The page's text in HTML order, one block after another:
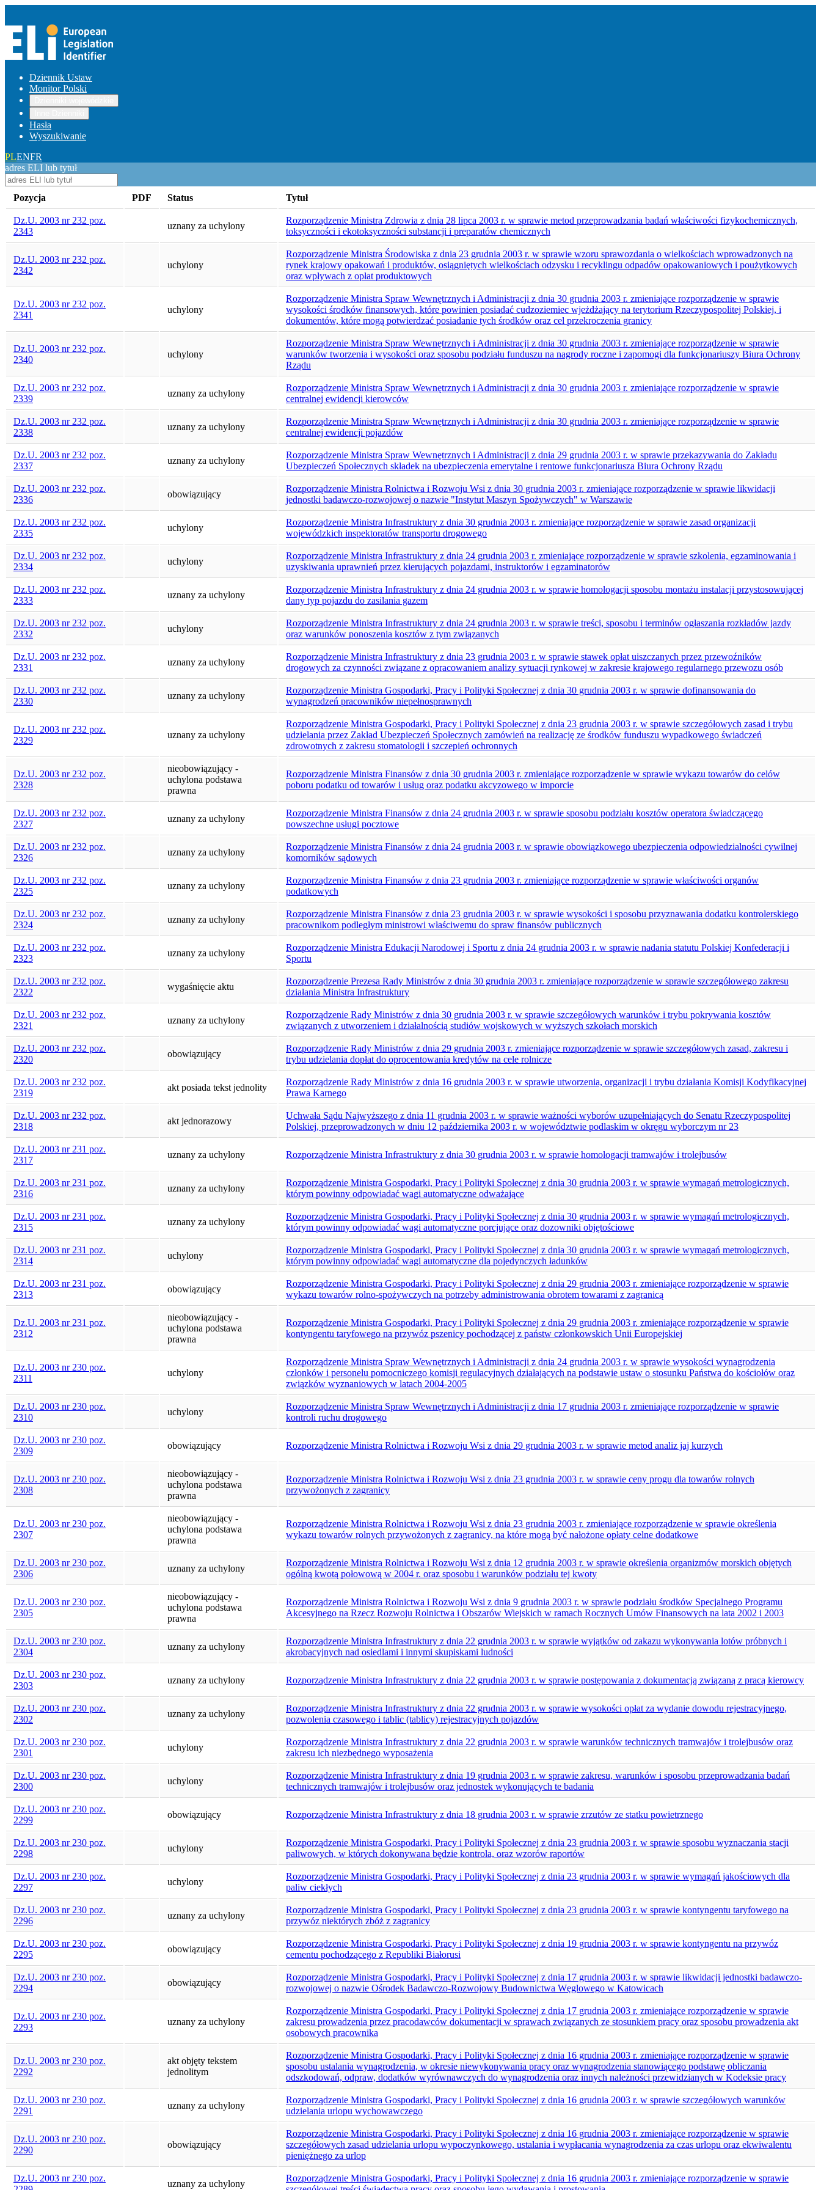
Dziennik Ustaw
Monitor Polski
Hasła
Wyszukiwanie
PLENFR
adres ELI lub tytuł
Pozycja PDF Status Tytuł
Dz.U. 2003 nr 232 poz.
2343
uznany za uchylony
Rozporządzenie Ministra Zdrowia z dnia 28 lipca 2003 r. w sprawie metod przeprowadzania badań właściwości fizykochemicznych,
toksyczności i ekotoksyczności substancji i preparatów chemicznych
Dz.U. 2003 nr 232 poz.
2342
uchylony
Rozporządzenie Ministra Środowiska z dnia 23 grudnia 2003 r. w sprawie wzoru sprawozdania o wielkościach wprowadzonych na
rynek krajowy opakowań i produktów, osiągniętych wielkościach odzysku i recyklingu odpadów opakowaniowych i poużytkowych
oraz wpływach z opłat produktowych
Dz.U. 2003 nr 232 poz.
2341
uchylony
Rozporządzenie Ministra Spraw Wewnętrznych i Administracji z dnia 30 grudnia 2003 r. zmieniające rozporządzenie w sprawie
wysokości środków finansowych, które powinien posiadać cudzoziemiec wjeżdżający na terytorium Rzeczypospolitej Polskiej, i
dokumentów, które mogą potwierdzać posiadanie tych środków oraz cel przekroczenia granicy
Dz.U. 2003 nr 232 poz.
2340
uchylony
Rozporządzenie Ministra Spraw Wewnętrznych i Administracji z dnia 30 grudnia 2003 r. zmieniające rozporządzenie w sprawie
warunków tworzenia i wysokości oraz sposobu podziału funduszu na nagrody roczne i zapomogi dla funkcjonariuszy Biura Ochrony
Rządu
Dz.U. 2003 nr 232 poz.
2339
uznany za uchylony
Rozporządzenie Ministra Spraw Wewnętrznych i Administracji z dnia 30 grudnia 2003 r. zmieniające rozporządzenie w sprawie
centralnej ewidencji kierowców
Dz.U. 2003 nr 232 poz.
2338
uznany za uchylony
Rozporządzenie Ministra Spraw Wewnętrznych i Administracji z dnia 30 grudnia 2003 r. zmieniające rozporządzenie w sprawie
centralnej ewidencji pojazdów
Dz.U. 2003 nr 232 poz.
2337
uznany za uchylony
Rozporządzenie Ministra Spraw Wewnętrznych i Administracji z dnia 29 grudnia 2003 r. w sprawie przekazywania do Zakładu
Ubezpieczeń Społecznych składek na ubezpieczenia emerytalne i rentowe funkcjonariusza Biura Ochrony Rządu
Dz.U. 2003 nr 232 poz.
2336
obowiązujący
Rozporządzenie Ministra Rolnictwa i Rozwoju Wsi z dnia 30 grudnia 2003 r. zmieniające rozporządzenie w sprawie likwidacji
jednostki badawczo-rozwojowej o nazwie "Instytut Maszyn Spożywczych" w Warszawie
Dz.U. 2003 nr 232 poz.
2335
uchylony
Rozporządzenie Ministra Infrastruktury z dnia 30 grudnia 2003 r. zmieniające rozporządzenie w sprawie zasad organizacji
wojewódzkich inspektoratów transportu drogowego
Dz.U. 2003 nr 232 poz.
2334
uchylony
Rozporządzenie Ministra Infrastruktury z dnia 24 grudnia 2003 r. zmieniające rozporządzenie w sprawie szkolenia, egzaminowania i
uzyskiwania uprawnień przez kierujących pojazdami, instruktorów i egzaminatorów
Dz.U. 2003 nr 232 poz.
2333
uznany za uchylony
Rozporządzenie Ministra Infrastruktury z dnia 24 grudnia 2003 r. w sprawie homologacji sposobu montażu instalacji przystosowującej
dany typ pojazdu do zasilania gazem
Dz.U. 2003 nr 232 poz.
2332
uchylony
Rozporządzenie Ministra Infrastruktury z dnia 24 grudnia 2003 r. w sprawie treści, sposobu i terminów ogłaszania rozkładów jazdy
oraz warunków ponoszenia kosztów z tym związanych
Dz.U. 2003 nr 232 poz.
2331
uznany za uchylony
Rozporządzenie Ministra Infrastruktury z dnia 23 grudnia 2003 r. w sprawie stawek opłat uiszczanych przez przewoźników
drogowych za czynności związane z opracowaniem analizy sytuacji rynkowej w zakresie krajowego regularnego przewozu osób
Dz.U. 2003 nr 232 poz.
2330
uznany za uchylony
Rozporządzenie Ministra Gospodarki, Pracy i Polityki Społecznej z dnia 30 grudnia 2003 r. w sprawie dofinansowania do
wynagrodzeń pracowników niepełnosprawnych
Dz.U. 2003 nr 232 poz.
2329
uznany za uchylony
Rozporządzenie Ministra Gospodarki, Pracy i Polityki Społecznej z dnia 23 grudnia 2003 r. w sprawie szczegółowych zasad i trybu
udzielania przez Zakład Ubezpieczeń Społecznych zamówień na realizację ze środków funduszu wypadkowego świadczeń
zdrowotnych z zakresu stomatologii i szczepień ochronnych
Dz.U. 2003 nr 232 poz.
2328
nieobowiązujący -
uchylona podstawa
prawna
Rozporządzenie Ministra Finansów z dnia 30 grudnia 2003 r. zmieniające rozporządzenie w sprawie wykazu towarów do celów
poboru podatku od towarów i usług oraz podatku akcyzowego w imporcie
Dz.U. 2003 nr 232 poz.
2327
uznany za uchylony
Rozporządzenie Ministra Finansów z dnia 24 grudnia 2003 r. w sprawie sposobu podziału kosztów operatora świadczącego
powszechne usługi pocztowe
Dz.U. 2003 nr 232 poz.
2326
uznany za uchylony
Rozporządzenie Ministra Finansów z dnia 24 grudnia 2003 r. w sprawie obowiązkowego ubezpieczenia odpowiedzialności cywilnej
komorników sądowych
Dz.U. 2003 nr 232 poz.
2325
uznany za uchylony
Rozporządzenie Ministra Finansów z dnia 23 grudnia 2003 r. zmieniające rozporządzenie w sprawie właściwości organów
podatkowych
Dz.U. 2003 nr 232 poz.
2324
uznany za uchylony
Rozporządzenie Ministra Finansów z dnia 23 grudnia 2003 r. w sprawie wysokości i sposobu przyznawania dodatku kontrolerskiego
pracownikom podległym ministrowi właściwemu do spraw finansów publicznych
Dz.U. 2003 nr 232 poz.
2323
uznany za uchylony
Rozporządzenie Ministra Edukacji Narodowej i Sportu z dnia 24 grudnia 2003 r. w sprawie nadania statutu Polskiej Konfederacji i
Sportu
Dz.U. 2003 nr 232 poz.
2322
wygaśnięcie aktu
Rozporządzenie Prezesa Rady Ministrów z dnia 30 grudnia 2003 r. zmieniające rozporządzenie w sprawie szczegółowego zakresu
działania Ministra Infrastruktury
Dz.U. 2003 nr 232 poz.
2321
uznany za uchylony
Rozporządzenie Rady Ministrów z dnia 30 grudnia 2003 r. w sprawie szczegółowych warunków i trybu pokrywania kosztów
związanych z utworzeniem i działalnością studiów wojskowych w wyższych szkołach morskich
Dz.U. 2003 nr 232 poz.
2320
obowiązujący
Rozporządzenie Rady Ministrów z dnia 29 grudnia 2003 r. zmieniające rozporządzenie w sprawie szczegółowych zasad, zakresu i
trybu udzielania dopłat do oprocentowania kredytów na cele rolnicze
Dz.U. 2003 nr 232 poz.
2319
akt posiada tekst jednolity
Rozporządzenie Rady Ministrów z dnia 16 grudnia 2003 r. w sprawie utworzenia, organizacji i trybu działania Komisji Kodyfikacyjnej
Prawa Karnego
Dz.U. 2003 nr 232 poz.
2318
akt jednorazowy
Uchwała Sądu Najwyższego z dnia 11 grudnia 2003 r. w sprawie ważności wyborów uzupełniających do Senatu Rzeczypospolitej
Polskiej, przeprowadzonych w dniu 12 października 2003 r. w województwie podlaskim w okręgu wyborczym nr 23
Dz.U. 2003 nr 231 poz.
2317
uznany za uchylony Rozporządzenie Ministra Infrastruktury z dnia 30 grudnia 2003 r. w sprawie homologacji tramwajów i trolejbusów
Dz.U. 2003 nr 231 poz.
2316
uznany za uchylony
Rozporządzenie Ministra Gospodarki, Pracy i Polityki Społecznej z dnia 30 grudnia 2003 r. w sprawie wymagań metrologicznych,
którym powinny odpowiadać wagi automatyczne odważające
Dz.U. 2003 nr 231 poz.
2315
uznany za uchylony
Rozporządzenie Ministra Gospodarki, Pracy i Polityki Społecznej z dnia 30 grudnia 2003 r. w sprawie wymagań metrologicznych,
którym powinny odpowiadać wagi automatyczne porcjujące oraz dozowniki objętościowe
Dz.U. 2003 nr 231 poz.
2314
uchylony
Rozporządzenie Ministra Gospodarki, Pracy i Polityki Społecznej z dnia 30 grudnia 2003 r. w sprawie wymagań metrologicznych,
którym powinny odpowiadać wagi automatyczne dla pojedynczych ładunków
Dz.U. 2003 nr 231 poz.
2313
obowiązujący
Rozporządzenie Ministra Gospodarki, Pracy i Polityki Społecznej z dnia 29 grudnia 2003 r. zmieniające rozporządzenie w sprawie
wykazu towarów rolno-spożywczych na potrzeby administrowania obrotem towarami z zagranicą
Dz.U. 2003 nr 231 poz.
2312
nieobowiązujący -
uchylona podstawa
prawna
Rozporządzenie Ministra Gospodarki, Pracy i Polityki Społecznej z dnia 29 grudnia 2003 r. zmieniające rozporządzenie w sprawie
kontyngentu taryfowego na przywóz pszenicy pochodzącej z państw członkowskich Unii Europejskiej
Dz.U. 2003 nr 230 poz.
2311
uchylony
Rozporządzenie Ministra Spraw Wewnętrznych i Administracji z dnia 24 grudnia 2003 r. w sprawie wysokości wynagrodzenia
członków i personelu pomocniczego komisji regulacyjnych działających na podstawie ustaw o stosunku Państwa do kościołów oraz
związków wyznaniowych w latach 2004-2005
Dz.U. 2003 nr 230 poz.
2310
uchylony
Rozporządzenie Ministra Spraw Wewnętrznych i Administracji z dnia 17 grudnia 2003 r. zmieniające rozporządzenie w sprawie
kontroli ruchu drogowego
Dz.U. 2003 nr 230 poz.
2309
obowiązujący Rozporządzenie Ministra Rolnictwa i Rozwoju Wsi z dnia 29 grudnia 2003 r. w sprawie metod analiz jaj kurzych
Dz.U. 2003 nr 230 poz.
2308
nieobowiązujący -
uchylona podstawa
prawna
Rozporządzenie Ministra Rolnictwa i Rozwoju Wsi z dnia 23 grudnia 2003 r. w sprawie ceny progu dla towarów rolnych
przywożonych z zagranicy
Dz.U. 2003 nr 230 poz.
2307
nieobowiązujący -
uchylona podstawa
prawna
Rozporządzenie Ministra Rolnictwa i Rozwoju Wsi z dnia 23 grudnia 2003 r. zmieniające rozporządzenie w sprawie określenia
wykazu towarów rolnych przywożonych z zagranicy, na które mogą być nałożone opłaty celne dodatkowe
Dz.U. 2003 nr 230 poz.
2306
uznany za uchylony
Rozporządzenie Ministra Rolnictwa i Rozwoju Wsi z dnia 12 grudnia 2003 r. w sprawie określenia organizmów morskich objętych
ogólną kwotą połowową w 2004 r. oraz sposobu i warunków podziału tej kwoty
Dz.U. 2003 nr 230 poz.
2305
nieobowiązujący -
uchylona podstawa
prawna
Rozporządzenie Ministra Rolnictwa i Rozwoju Wsi z dnia 9 grudnia 2003 r. w sprawie podziału środków Specjalnego Programu
Akcesyjnego na Rzecz Rozwoju Rolnictwa i Obszarów Wiejskich w ramach Rocznych Umów Finansowych na lata 2002 i 2003
Dz.U. 2003 nr 230 poz.
2304
uznany za uchylony
Rozporządzenie Ministra Infrastruktury z dnia 22 grudnia 2003 r. w sprawie wyjątków od zakazu wykonywania lotów próbnych i
akrobacyjnych nad osiedlami i innymi skupiskami ludności
Dz.U. 2003 nr 230 poz.
2303
uznany za uchylony Rozporządzenie Ministra Infrastruktury z dnia 22 grudnia 2003 r. w sprawie postępowania z dokumentacją związaną z pracą kierowcy
Dz.U. 2003 nr 230 poz.
2302
uznany za uchylony
Rozporządzenie Ministra Infrastruktury z dnia 22 grudnia 2003 r. w sprawie wysokości opłat za wydanie dowodu rejestracyjnego,
pozwolenia czasowego i tablic (tablicy) rejestracyjnych pojazdów
Dz.U. 2003 nr 230 poz.
2301
uchylony
Rozporządzenie Ministra Infrastruktury z dnia 22 grudnia 2003 r. w sprawie warunków technicznych tramwajów i trolejbusów oraz
zakresu ich niezbędnego wyposażenia
Dz.U. 2003 nr 230 poz.
2300
uchylony
Rozporządzenie Ministra Infrastruktury z dnia 19 grudnia 2003 r. w sprawie zakresu, warunków i sposobu przeprowadzania badań
technicznych tramwajów i trolejbusów oraz jednostek wykonujących te badania
Dz.U. 2003 nr 230 poz.
2299
obowiązujący Rozporządzenie Ministra Infrastruktury z dnia 18 grudnia 2003 r. w sprawie zrzutów ze statku powietrznego
Dz.U. 2003 nr 230 poz.
2298
uchylony
Rozporządzenie Ministra Gospodarki, Pracy i Polityki Społecznej z dnia 23 grudnia 2003 r. w sprawie sposobu wyznaczania stacji
paliwowych, w których dokonywana będzie kontrola, oraz wzorów raportów
Dz.U. 2003 nr 230 poz.
2297
uchylony
Rozporządzenie Ministra Gospodarki, Pracy i Polityki Społecznej z dnia 23 grudnia 2003 r. w sprawie wymagań jakościowych dla
paliw ciekłych
Dz.U. 2003 nr 230 poz.
2296
uznany za uchylony
Rozporządzenie Ministra Gospodarki, Pracy i Polityki Społecznej z dnia 23 grudnia 2003 r. w sprawie kontyngentu taryfowego na
przywóz niektórych zbóż z zagranicy
Dz.U. 2003 nr 230 poz.
2295
obowiązujący
Rozporządzenie Ministra Gospodarki, Pracy i Polityki Społecznej z dnia 19 grudnia 2003 r. w sprawie kontyngentu na przywóz
cementu pochodzącego z Republiki Białorusi
Dz.U. 2003 nr 230 poz.
2294
obowiązujący
Rozporządzenie Ministra Gospodarki, Pracy i Polityki Społecznej z dnia 17 grudnia 2003 r. w sprawie likwidacji jednostki badawczo-
rozwojowej o nazwie Ośrodek Badawczo-Rozwojowy Budownictwa Węglowego w Katowicach
Dz.U. 2003 nr 230 poz.
2293
uznany za uchylony
Rozporządzenie Ministra Gospodarki, Pracy i Polityki Społecznej z dnia 17 grudnia 2003 r. zmieniające rozporządzenie w sprawie
zakresu prowadzenia przez pracodawców dokumentacji w sprawach związanych ze stosunkiem pracy oraz sposobu prowadzenia akt
osobowych pracownika
Dz.U. 2003 nr 230 poz.
2292
akt objęty tekstem
jednolitym
Rozporządzenie Ministra Gospodarki, Pracy i Polityki Społecznej z dnia 16 grudnia 2003 r. zmieniające rozporządzenie w sprawie
sposobu ustalania wynagrodzenia, w okresie niewykonywania pracy oraz wynagrodzenia stanowiącego podstawę obliczania
odszkodowań, odpraw, dodatków wyrównawczych do wynagrodzenia oraz innych należności przewidzianych w Kodeksie pracy
Dz.U. 2003 nr 230 poz.
2291
uznany za uchylony
Rozporządzenie Ministra Gospodarki, Pracy i Polityki Społecznej z dnia 16 grudnia 2003 r. w sprawie szczegółowych warunków
udzielania urlopu wychowawczego
Dz.U. 2003 nr 230 poz.
2290
obowiązujący
Rozporządzenie Ministra Gospodarki, Pracy i Polityki Społecznej z dnia 16 grudnia 2003 r. zmieniające rozporządzenie w sprawie
szczegółowych zasad udzielania urlopu wypoczynkowego, ustalania i wypłacania wynagrodzenia za czas urlopu oraz ekwiwalentu
pieniężnego za urlop
Dz.U. 2003 nr 230 poz.
uznany za uchylony
Rozporządzenie Ministra Gospodarki, Pracy i Polityki Społecznej z dnia 16 grudnia 2003 r. zmieniające rozporządzenie w sprawie